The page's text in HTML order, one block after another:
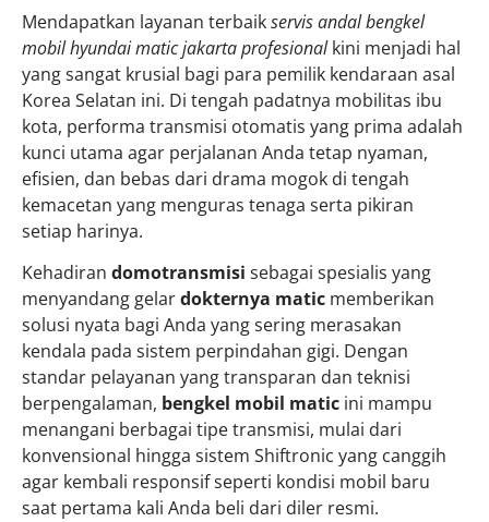
Mendapatkan layanan terbaikservis andal bengkel
mobil hyundai matic jakarta profesionalkini menjadi hal
yang sangat krusial bagi para pemilik kendaraan asal
Korea Selatan ini. Di tengah padatnya mobilitas ibu
kota, performa transmisi otomatis yang prima adalah
kunci utama agar perjalanan Anda tetap nyaman,
efisien, dan bebas dari drama mogok di tengah
kemacetan yang menguras tenaga serta pikiran
setiap harinya.
Kehadiran domotransmisi sebagai spesialis yang
menyandang gelardokternya matic memberikan
solusi nyata bagi Anda yang sering merasakan
kendala pada sistem perpindahan gigi. Dengan
standar pelayanan yang transparan dan teknisi
berpengalaman, bengkel mobil matic ini mampu
menangani berbagai tipe transmisi, mulai dari
konvensional hingga sistem Shiftronic yang canggih
agar kembali responsif seperti kondisi mobil baru
saat pertama kali Anda beli dari diler resmi.